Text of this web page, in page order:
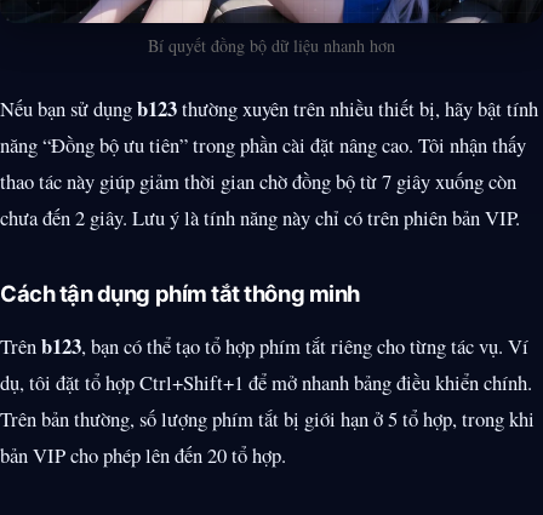
Bí quyết đồng bộ dữ liệu nhanh hơn
Nếu bạn sử dụngb123thường xuyên trên nhiều thiết bị, hãy bật tính
năng “Đồng bộ ưu tiên” trong phần cài đặt nâng cao. Tôi nhận thấy
thao tác này giúp giảm thời gian chờ đồng bộ từ 7 giây xuống còn
chưa đến 2 giây. Lưu ý là tính năng này chỉ có trên phiên bản VIP.
Cách tận dụng phím tắt thông minh
Trênb123, bạn có thể tạo tổ hợp phím tắt riêng cho từng tác vụ. Ví
dụ, tôi đặt tổ hợp Ctrl+Shift+1 để mở nhanh bảng điều khiển chính.
Trên bản thường, số lượng phím tắt bị giới hạn ở 5 tổ hợp, trong khi
bản VIP cho phép lên đến 20 tổ hợp.